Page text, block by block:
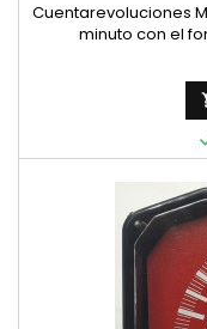
Cuentarevoluciones
minuto con el
Funcionamiento